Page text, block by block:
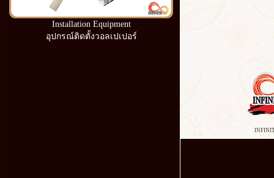
Installation Equipment
อุปกรณ์ติดตั้งวอลเปเปอร์